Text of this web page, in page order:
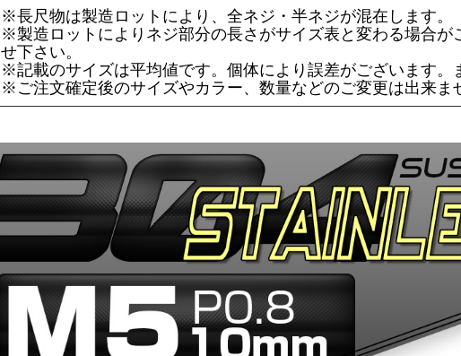
※長尺物は製造ロットにより、全ネジ・半ネジが混在します。
※製造ロットによりネジ部分の長さがサイズ表と変わる場合
せ下さい。
※記載のサイズは平均値です。個体により誤差がございます。
※ご注文確定後のサイズやカラー、数量などのご変更は出来ま